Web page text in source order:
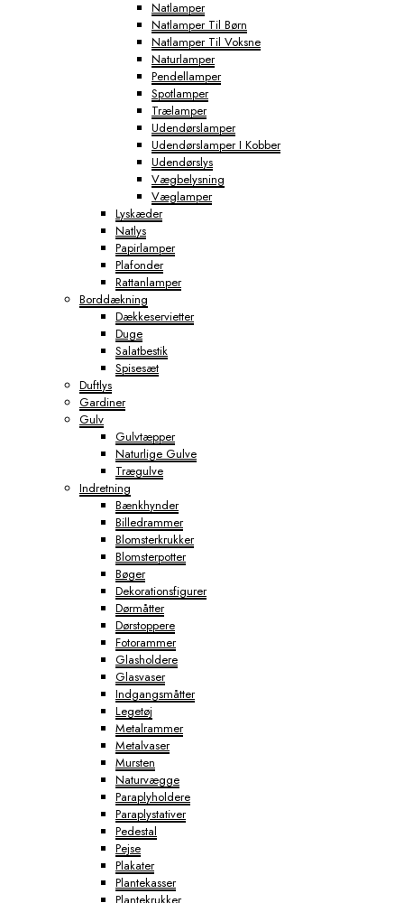
Natlamper
Natlamper Til Børn
Natlamper Til Voksne
Naturlamper
Pendellamper
Spotlamper
Trælamper
Udendørslamper
Udendørslamper I Kobber
Udendørslys
Vægbelysning
Væglamper
Lyskæder
Natlys
Papirlamper
Plafonder
Rattanlamper
Borddækning
Dækkeservietter
Duge
Salatbestik
Spisesæt
Duftlys
Gardiner
Gulv
Gulvtæpper
Naturlige Gulve
Trægulve
Indretning
Bænkhynder
Billedrammer
Blomsterkrukker
Blomsterpotter
Bøger
Dekorationsfigurer
Dørmåtter
Dørstoppere
Fotorammer
Glasholdere
Glasvaser
Indgangsmåtter
Legetøj
Metalrammer
Metalvaser
Mursten
Naturvægge
Paraplyholdere
Paraplystativer
Pedestal
Pejse
Plakater
Plantekasser